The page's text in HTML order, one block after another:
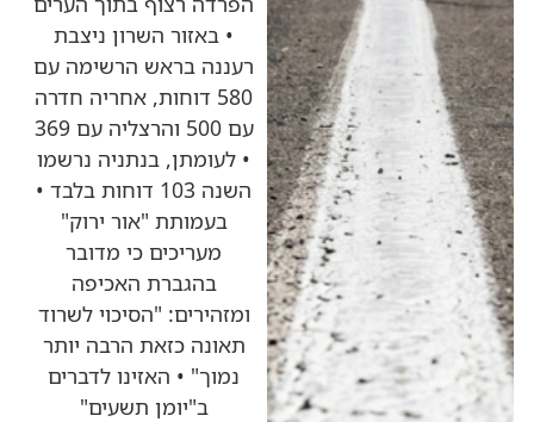
• באזור השרון ניצבת
רעננה בראש הרשימה עם
580 דוחות, אחריה חדרה
עם 500 והרצליה עם 369
• לעומתן, בנתניה נרשמו
השנה 103 דוחות בלבד •
בעמותת "אור ירוק"
מעריכים כי מדובר
בהגברת האכיפה
ומזהירים: "הסיכוי לשרוד
תאונה כזאת הרבה יותר
נמוך" • האזינו לדברים
ב"יומן תשעים"